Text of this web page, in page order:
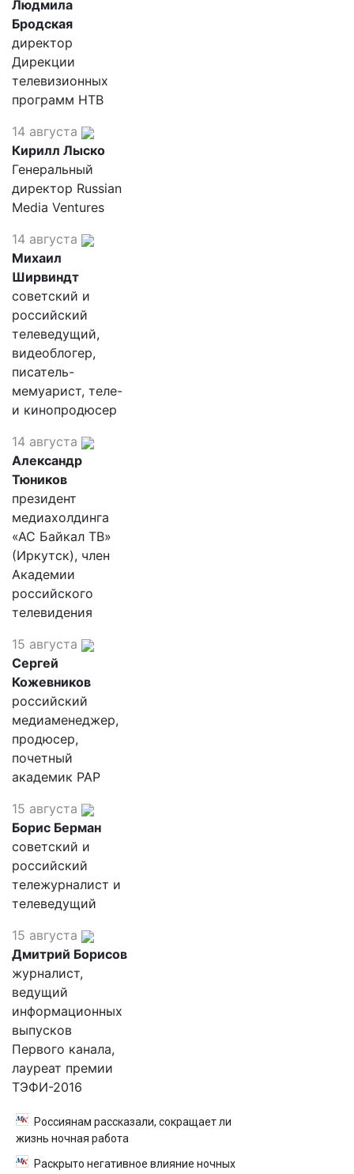
Людмила
Бродская
директор
Дирекции
телевизионных
программ НТВ
14 августа
Кирилл Лыско
Генеральный
директор Russian
Media Ventures
14 августа
Михаил
Ширвиндт
советский и
российский
телеведущий,
видеоблогер,
писатель-
мемуарист, теле-
и кинопродюсер
14 августа
Александр
Тюников
президент
медиахолдинга
«АС Байкал ТВ»
(Иркутск), член
Академии
российского
телевидения
15 августа
Сергей
Кожевников
российский
медиаменеджер,
продюсер,
почетный
академик РАР
15 августа
Борис Берман
советский и
российский
тележурналист и
телеведущий
15 августа
Дмитрий Борисов
журналист,
ведущий
информационных
выпусков
Первого канала,
лауреат премии
ТЭФИ-2016
Россиянам рассказали, сокращает ли
жизнь ночная работа
Раскрыто негативное влияние ночных